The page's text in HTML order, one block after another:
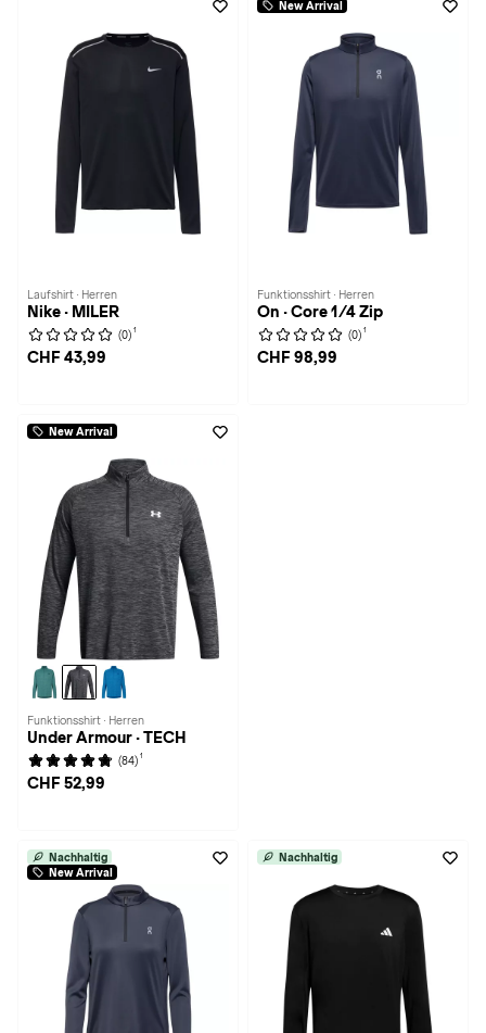
Laufshirt · Herren
Nike · MILER
(0) 1
CHF 43,99
New Arrival
Funktionsshirt · Herren
On · Core 1/4 Zip
(0) 1
CHF 98,99
New Arrival
Funktionsshirt · Herren
Under Armour · TECH
(84) 1
CHF 52,99
Nachhaltig
New Arrival
Nachhaltig